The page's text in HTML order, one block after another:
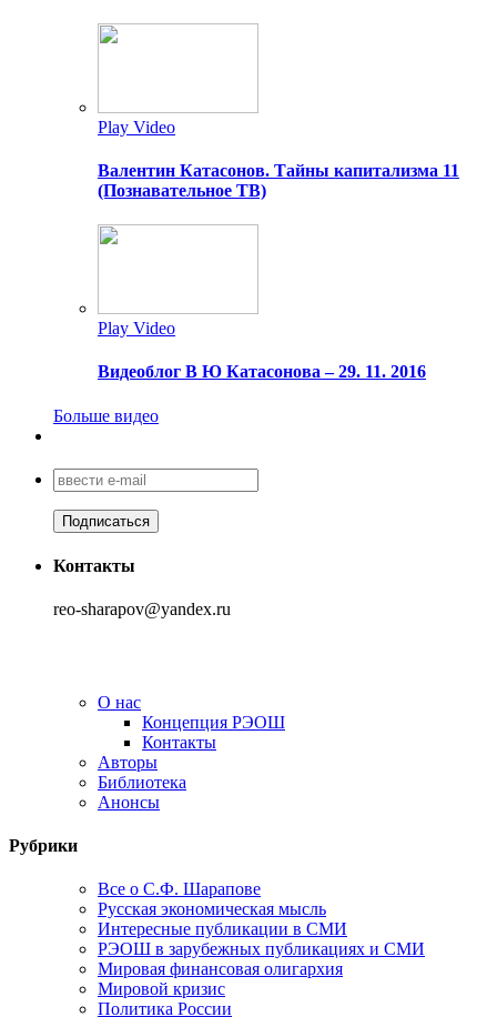
Play Video
Валентин Катасонов. Тайны капитализма 11
(Познавательное ТВ)
Play Video
Видеоблог В Ю Катасонова – 29. 11. 2016
Больше видео
Контакты
reo-sharapov@yandex.ru
О нас
Концепция РЭОШ
Контакты
Авторы
Библиотека
Анонсы
Рубрики
Все о С.Ф. Шарапове
Русская экономическая мысль
Интересные публикации в СМИ
РЭОШ в зарубежных публикациях и СМИ
Мировая финансовая олигархия
Мировой кризис
Политика России